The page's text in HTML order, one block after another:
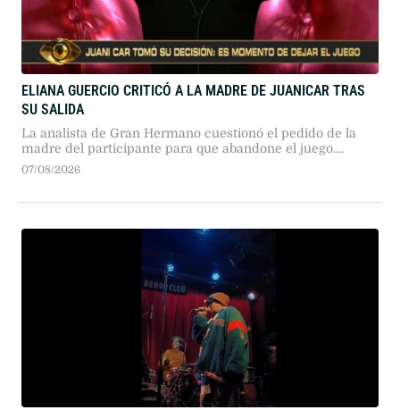
ELIANA GUERCIO CRITICÓ A LA MADRE DE JUANICAR TRAS
SU SALIDA
La analista de Gran Hermano cuestionó el pedido de la
madre del participante para que abandone el juego.
Guercio calificó la decisión como un acto de egoísmo y
07/08/2026